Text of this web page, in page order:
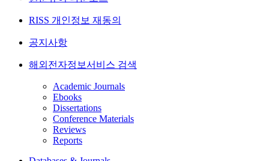
RISS 개인정보 재동의
공지사항
해외전자정보서비스 검색
Academic Journals
Ebooks
Dissertations
Conference Materials
Reviews
Reports